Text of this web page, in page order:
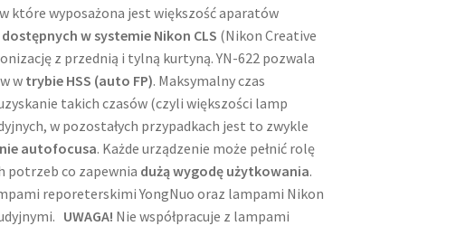
które wyposażona jest większość aparatów
w systemie Nikon CLS (Nikon Creative
z przednią i tylną kurtyną. YN-622 pozwala
w trybie HSS (auto FP). Maksymalny czas
takich czasów (czyli większości lamp
w pozostałych przypadkach jest to zwykle
autofocusa. Każde urządzenie może pełnić rolę
potrzeb co zapewnia dużą wygodę użytkowania.
reporeterskimi YongNuo oraz lampami Nikon
UWAGA! Nie współpracuje z lampami